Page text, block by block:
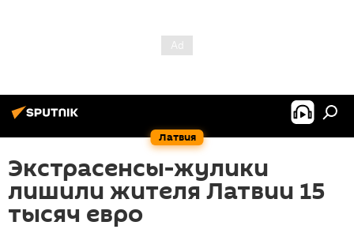
Латвия
Экстрасенсы-жулики
лишили жителя Латвии 15
тысяч евро